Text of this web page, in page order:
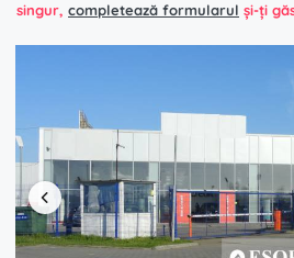
singur, completează formularul și-ți